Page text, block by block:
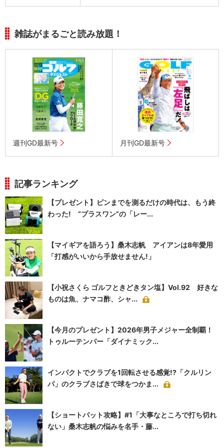
雑誌がまるごと読み放題！
週刊GD最新号 月刊GD最新号
記事ランキング
【プレゼント】ピンまでを測るだけの時代は、もう終
わった! “プラスワン”の「レー...
【マイギアを語ろう】桑木志帆 アイアンは8年愛用
「打感がいいから手放せません!」
【小祝さくら ゴルフときどきタン塩】Vol.92 好きな
ものは魚、ナマコ酢、シャ...
【今月のプレゼント】2026年男子メジャー全制覇！
トゥルーテンパー「ダイナミック...
インパクトでクラブを1回転させる感覚!?「クルリン
パ」のクラブさばきで球をつかま...
【ショートパット攻略】#1「大事なところで打ち切れ
ない」桑木志帆の悩みを名手・藤...